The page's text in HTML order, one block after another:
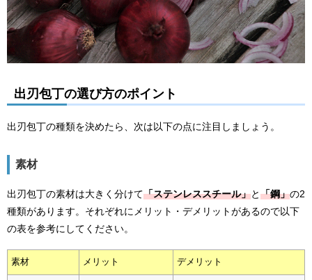
出刃包丁の選び方のポイント
出刃包丁の種類を決めたら、次は以下の点に注目しましょう。
素材
出刃包丁の素材は大きく分けて「ステンレススチール」と「鋼」の2
種類があります。それぞれにメリット・デメリットがあるので以下
の表を参考にしてください。
素材 メリット デメリット